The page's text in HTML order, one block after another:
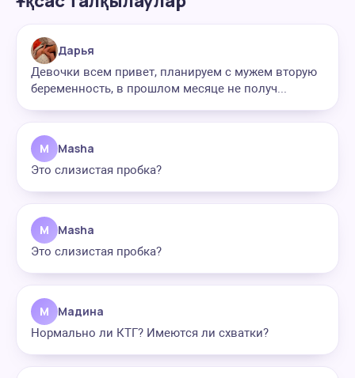
Дарья
Девочки всем привет, планируем с мужем вторую
беременность, в прошлом месяце не получ...
M Masha
Это слизистая пробка?
M Masha
Это слизистая пробка?
М Мадина
Нормально ли КТГ? Имеются ли схватки?